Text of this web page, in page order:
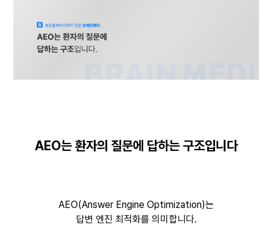
AEO는 환자의 질문에 답하는 구조입니다
AEO(Answer Engine Optimization)는
답변 엔진 최적화를 의미합니다.